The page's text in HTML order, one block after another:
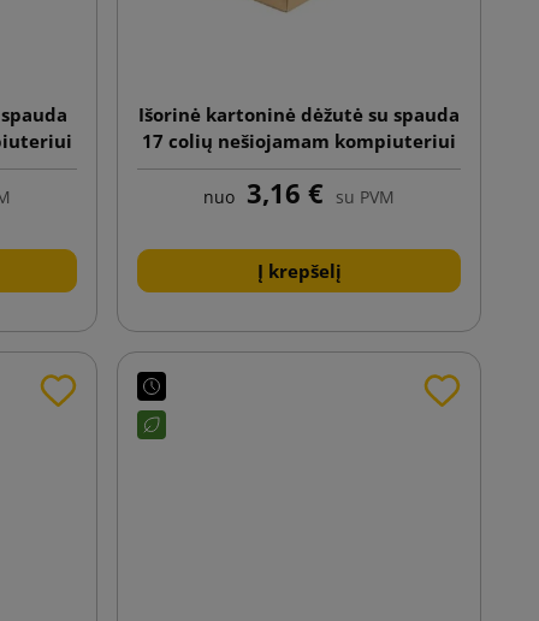
Išorinė kartoninė dėžutė su spauda
17 colių nešiojamam kompiuteriui
nuo 3,16 € su PVM
Į krepšelį